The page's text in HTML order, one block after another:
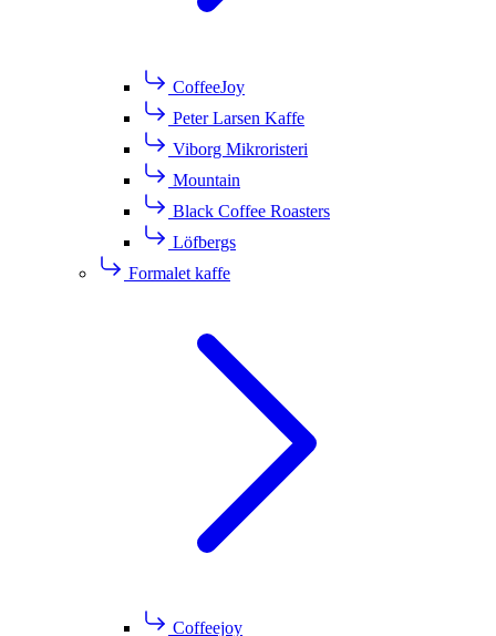
CoffeeJoy
Peter Larsen Kaffe
Viborg Mikroristeri
Mountain
Black Coffee Roasters
Löfbergs
Formalet kaffe
Coffeejoy